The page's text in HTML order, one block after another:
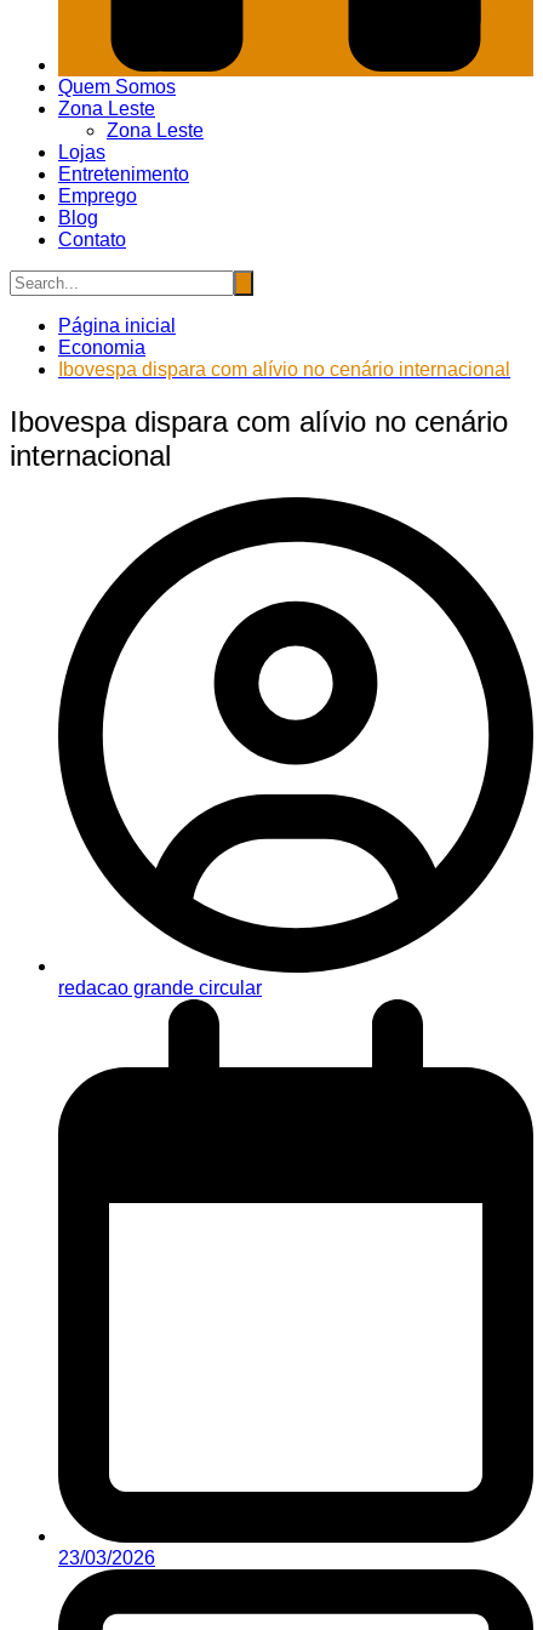
Quem Somos
Zona Leste
Zona Leste
Lojas
Entretenimento
Emprego
Blog
Contato
Página inicial
Economia
Ibovespa dispara com alívio no cenário internacional
Ibovespa dispara com alívio no cenário
internacional
redacao grande circular
23/03/2026